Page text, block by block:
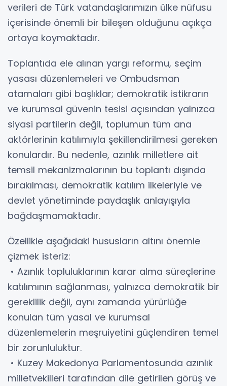
verileri de Türk vatandaşlarımızın ülke nüfusu
içerisinde önemli bir bileşen olduğunu açıkça
ortaya koymaktadır.
Toplantıda ele alınan yargı reformu, seçim
yasası düzenlemeleri ve Ombudsman
atamaları gibi başlıklar; demokratik istikrarın
ve kurumsal güvenin tesisi açısından yalnızca
siyasi partilerin değil, toplumun tüm ana
aktörlerinin katılımıyla şekillendirilmesi gereken
konulardır. Bu nedenle, azınlık milletlere ait
temsil mekanizmalarının bu toplantı dışında
bırakılması, demokratik katılım ilkeleriyle ve
devlet yönetiminde paydaşlık anlayışıyla
bağdaşmamaktadır.
Özellikle aşağıdaki hususların altını önemle
çizmek isteriz:
• Azınlık topluluklarının karar alma süreçlerine
katılımının sağlanması, yalnızca demokratik bir
gereklilik değil, aynı zamanda yürürlüğe
konulan tüm yasal ve kurumsal
düzenlemelerin meşruiyetini güçlendiren temel
bir zorunluluktur.
• Kuzey Makedonya Parlamentosunda azınlık
milletvekilleri tarafından dile getirilen görüş ve